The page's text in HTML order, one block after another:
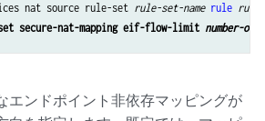
nat source rule-set rule-set-name rule rule-
secure-nat-mapping eif-flow-limit number-of-
エンドポイント非依存マッピングが